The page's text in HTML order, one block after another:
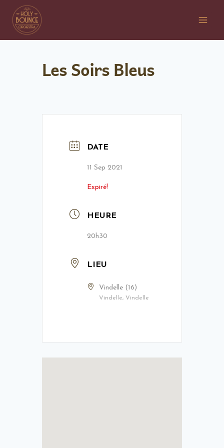
Les Soirs Bleus
DATE
11 Sep 2021
Expiré!
HEURE
20h30
LIEU
Vindelle (16)
Vindelle, Vindelle